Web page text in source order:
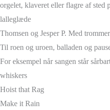
orgelet, klaveret eller flagre af sted
lalleglæde
Thomsen og Jesper P. Med
Til roen og uroen, balladen og
For eksempel når sangen står
whiskers
Hoist that Rag
Make it Rain